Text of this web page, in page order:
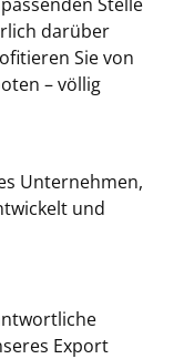
darüber
Sie von
– völlig
Unternehmen,
und
Export